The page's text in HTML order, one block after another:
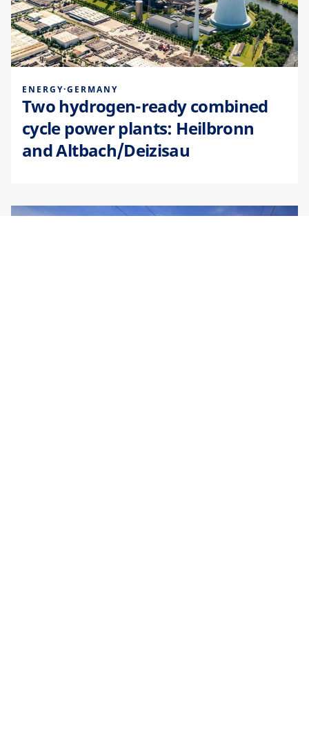
ENERGY·GERMANY
Two hydrogen-ready combined
cycle power plants: Heilbronn
and Altbach/Deizisau